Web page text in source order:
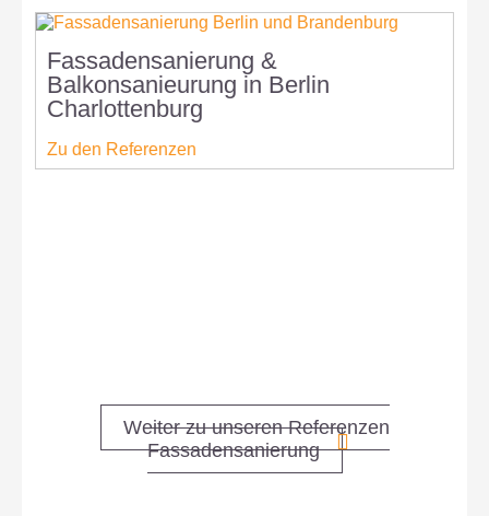
Fassadensanierung &
Balkonsanieurung in Berlin
Charlottenburg
Zu den Referenzen
Weiter zu unseren Referenzen
Fassadensanierung